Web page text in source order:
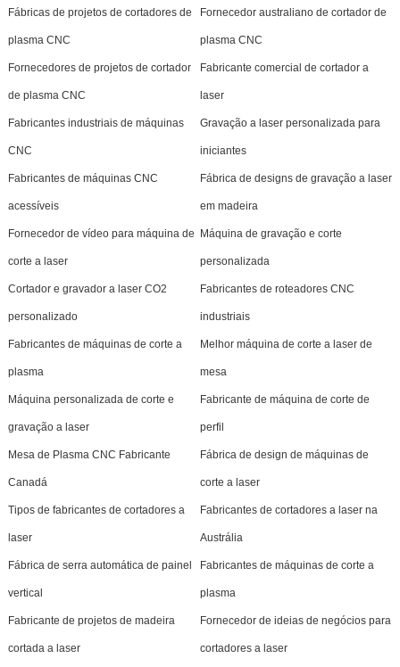
Fábricas de projetos de cortadores de
plasma CNC
Fornecedor australiano de cortador de
plasma CNC
Fornecedores de projetos de cortador
de plasma CNC
Fabricante comercial de cortador a
laser
Fabricantes industriais de máquinas
CNC
Gravação a laser personalizada para
iniciantes
Fabricantes de máquinas CNC
acessíveis
Fábrica de designs de gravação a laser
em madeira
Fornecedor de vídeo para máquina de
corte a laser
Máquina de gravação e corte
personalizada
Cortador e gravador a laser CO2
personalizado
Fabricantes de roteadores CNC
industriais
Fabricantes de máquinas de corte a
plasma
Melhor máquina de corte a laser de
mesa
Máquina personalizada de corte e
gravação a laser
Fabricante de máquina de corte de
perfil
Mesa de Plasma CNC Fabricante
Canadá
Fábrica de design de máquinas de
corte a laser
Tipos de fabricantes de cortadores a
laser
Fabricantes de cortadores a laser na
Austrália
Fábrica de serra automática de painel
vertical
Fabricantes de máquinas de corte a
plasma
Fabricante de projetos de madeira
cortada a laser
Fornecedor de ideias de negócios para
cortadores a laser